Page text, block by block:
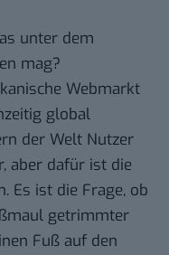
unter dem
mag?
Webmarkt
global
der Welt Nutzer
aber dafür ist die
Es ist die Frage, ob
getrimmter
Fuß auf den